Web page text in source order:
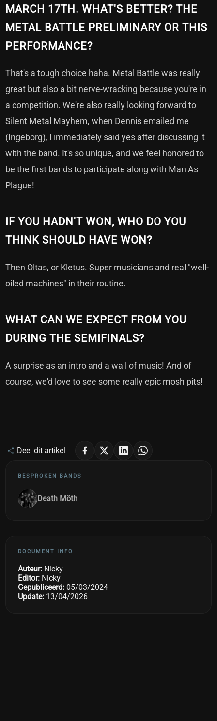
MARCH 17TH. WHAT'S BETTER? THE
METAL BATTLE PRELIMINARY OR THIS
PERFORMANCE?
That's a tough choice haha. Metal Battle was really
great but also a bit nerve-wracking because you're in
a competition. We're also really looking forward to
Silent Metal Mayhem, when Dennis emailed me
(Ingeborg), I immediately said yes after discussing it
with the band. It's so unique, and we feel honored to
be the first bands to participate along with Man As
Plague!
IF YOU HADN'T WON, WHO DO YOU
THINK SHOULD HAVE WON?
Then Oltas, or Kletus. Super musicians and real "well-
oiled machines" in their routine.
WHAT CAN WE EXPECT FROM YOU
DURING THE SEMIFINALS?
A surprise as an intro and a wall of music! And of
course, we'd love to see some really epic mosh pits!
Deel dit artikel
BESPROKEN BANDS
Death Möth
DOCUMENT INFO
Auteur: Nicky
Editor: Nicky
Gepubliceerd: 05/03/2024
Update: 13/04/2026